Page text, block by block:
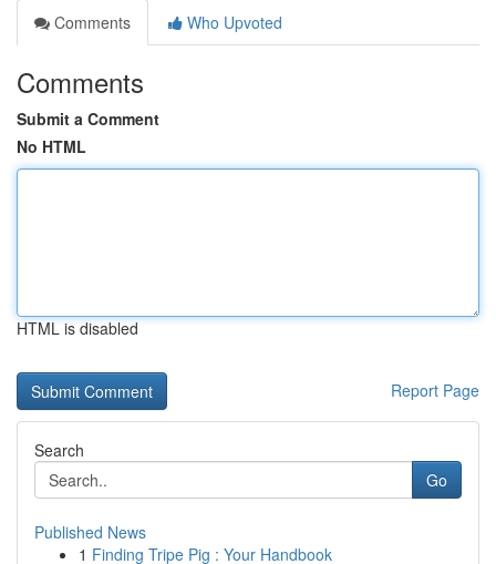
Comments
Who Upvoted
Comments
Submit a Comment
No HTML
HTML is disabled
Report Page
Search
Go
Published News
1 Finding Tripe Pig : Your Handbook